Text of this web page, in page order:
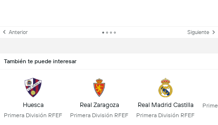
Anterior Siguiente
También te puede interesar
Huesca
Primera División RFEF
Real Zaragoza
Primera División RFEF
Real Madrid Castilla
Primera División RFEF